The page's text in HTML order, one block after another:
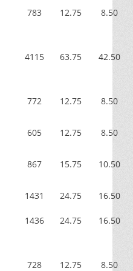
783 12.75 8.50
4115 63.75 42.50
772 12.75 8.50
605 12.75 8.50
867 15.75 10.50
1431 24.75 16.50
1436 24.75 16.50
728 12.75 8.50